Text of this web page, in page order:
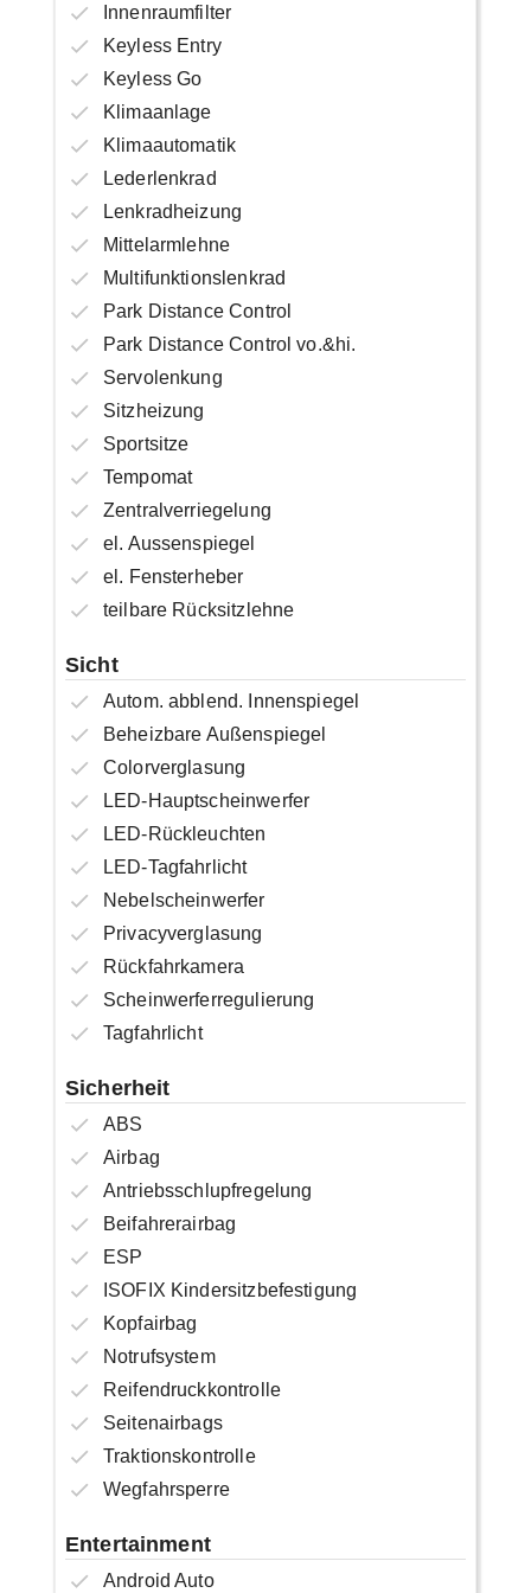
Innenraumfilter
Keyless Entry
Keyless Go
Klimaanlage
Klimaautomatik
Lederlenkrad
Lenkradheizung
Mittelarmlehne
Multifunktionslenkrad
Park Distance Control
Park Distance Control vo.&hi.
Servolenkung
Sitzheizung
Sportsitze
Tempomat
Zentralverriegelung
el. Aussenspiegel
el. Fensterheber
teilbare Rücksitzlehne
Sicht
Autom. abblend. Innenspiegel
Beheizbare Außenspiegel
Colorverglasung
LED-Hauptscheinwerfer
LED-Rückleuchten
LED-Tagfahrlicht
Nebelscheinwerfer
Privacyverglasung
Rückfahrkamera
Scheinwerferregulierung
Tagfahrlicht
Sicherheit
ABS
Airbag
Antriebsschlupfregelung
Beifahrerairbag
ESP
ISOFIX Kindersitzbefestigung
Kopfairbag
Notrufsystem
Reifendruckkontrolle
Seitenairbags
Traktionskontrolle
Wegfahrsperre
Entertainment
Android Auto